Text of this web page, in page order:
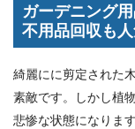
ガーデニング
不用品回収も人
綺麗にに剪定された
素敵です。しかし植
悲惨な状態になりま